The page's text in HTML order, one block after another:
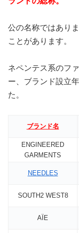
公の名称ではあり
ことがあります。
ネペンテス系のフ
ー、ブランド設立
た。
ブランド名
ENGINEERED
GARMENTS
NEEDLES
SOUTH2 WEST8
AÏE